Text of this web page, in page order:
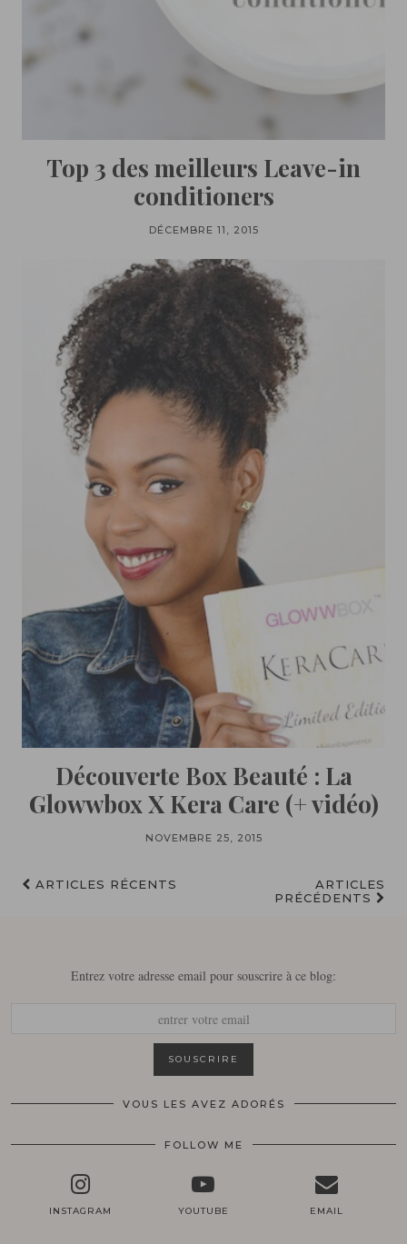
Top 3 des meilleurs Leave-in
conditioners
DÉCEMBRE 11, 2015
Découverte Box Beauté : La
Glowwbox X Kera Care (+ vidéo)
NOVEMBRE 25, 2015
ARTICLES RÉCENTS
ARTICLES
PRÉCÉDENTS
Entrez votre adresse email pour souscrire à ce blog:
VOUS LES AVEZ ADORÉS
FOLLOW ME
INSTAGRAM YOUTUBE EMAIL